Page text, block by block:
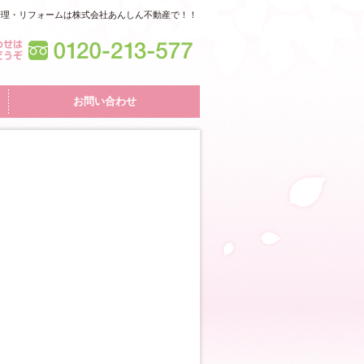
・リフォームは株式会社あんしん不動産で！！
お問い合わせ